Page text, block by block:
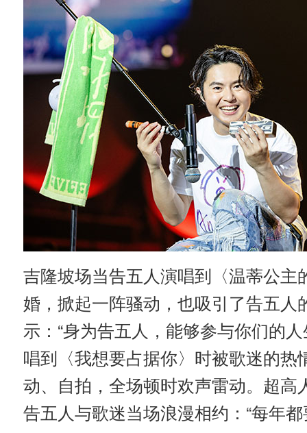
吉隆坡场当告五人演唱到〈温蒂公
婚，掀起一阵骚动，也吸引了告五
示：“身为告五人，能够参与你们的
唱到〈我想要占据你〉时被歌迷的
动、自拍，全场顿时欢声雷动。超
告五人与歌迷当场浪漫相约：“每年